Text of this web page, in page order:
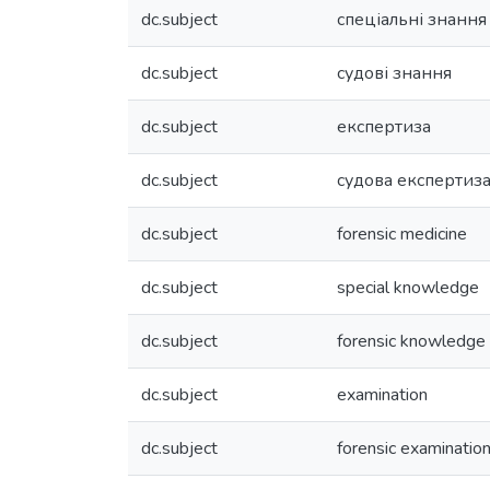
dc.subject спеціальні знання
dc.subject судові знання
dc.subject експертиза
dc.subject судова
dc.subject forensic medicine
dc.subject special knowledge
dc.subject forensic knowledge
dc.subject examination
dc.subject forensic